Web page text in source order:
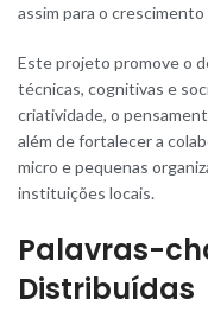
assim para o
Este projeto promove o
técnicas, cognitivas e
criatividade, o
além de fortalecer a
micro e pequenas
instituições locais.
Palavras-
Distribuídas